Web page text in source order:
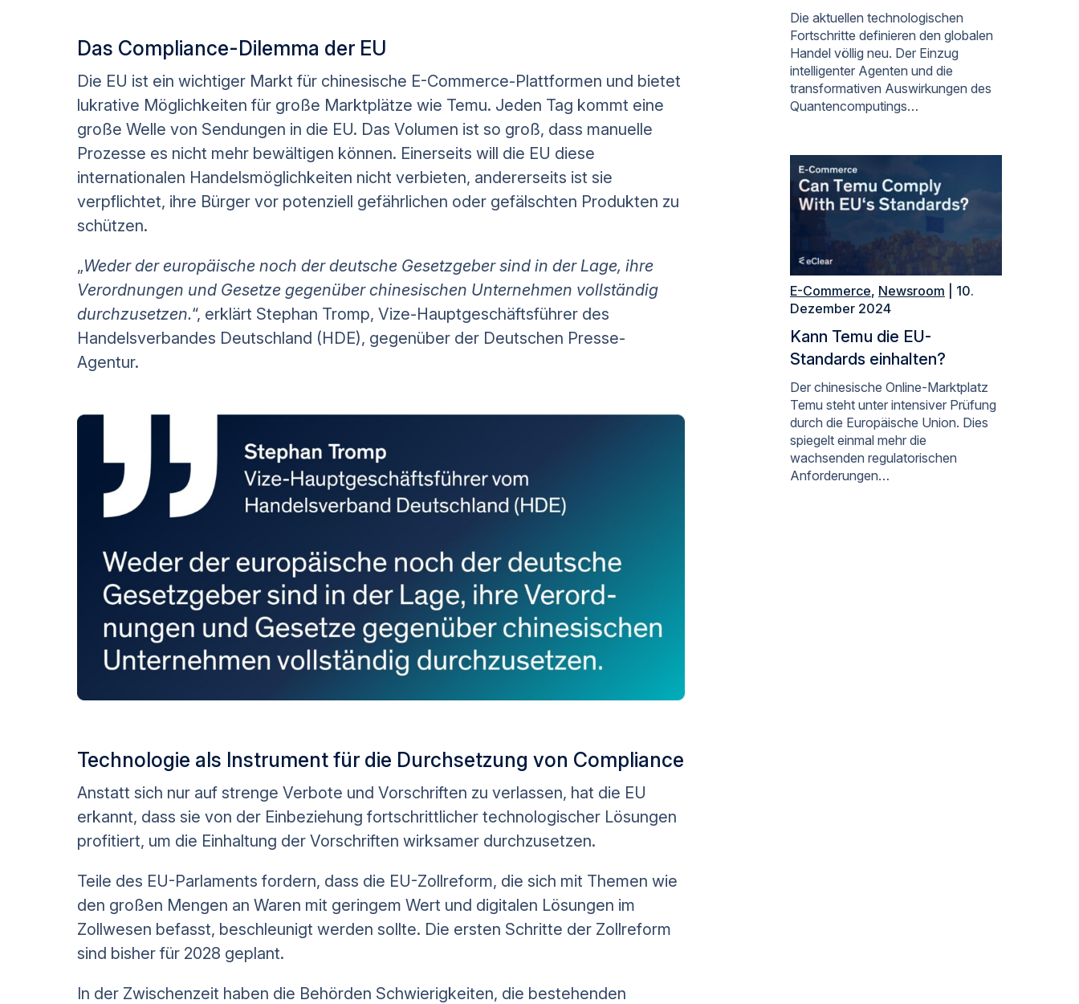
Das Compliance-Dilemma der EU
Die EU ist ein wichtiger Markt für chinesische E-Commerce-Plattformen und bietet
lukrative Möglichkeiten für große Marktplätze wie Temu. Jeden Tag kommt eine
große Welle von Sendungen in die EU. Das Volumen ist so groß, dass manuelle
Prozesse es nicht mehr bewältigen können. Einerseits will die EU diese
internationalen Handelsmöglichkeiten nicht verbieten, andererseits ist sie
verpflichtet, ihre Bürger vor potenziell gefährlichen oder gefälschten Produkten zu
schützen.
„Weder der europäische noch der deutsche Gesetzgeber sind in der Lage, ihre
Verordnungen und Gesetze gegenüber chinesischen Unternehmen vollständig
durchzusetzen.“, erklärt Stephan Tromp, Vize-Hauptgeschäftsführer des
Handelsverbandes Deutschland (HDE), gegenüber der Deutschen Presse-
Agentur.
Technologie als Instrument für die Durchsetzung von Compliance
Anstatt sich nur auf strenge Verbote und Vorschriften zu verlassen, hat die EU
erkannt, dass sie von der Einbeziehung fortschrittlicher technologischer Lösungen
profitiert, um die Einhaltung der Vorschriften wirksamer durchzusetzen.
Teile des EU-Parlaments fordern, dass die EU-Zollreform, die sich mit Themen wie
den großen Mengen an Waren mit geringem Wert und digitalen Lösungen im
Zollwesen befasst, beschleunigt werden sollte. Die ersten Schritte der Zollreform
sind bisher für 2028 geplant.
In der Zwischenzeit haben die Behörden Schwierigkeiten, die bestehenden
Die aktuellen technologischen
Fortschritte definieren den globalen
Handel völlig neu. Der Einzug
intelligenter Agenten und die
transformativen Auswirkungen des
Quantencomputings…
E-Commerce, Newsroom | 10.
Dezember 2024
Kann Temu die EU-
Standards einhalten?
Der chinesische Online-Marktplatz
Temu steht unter intensiver Prüfung
durch die Europäische Union. Dies
spiegelt einmal mehr die
wachsenden regulatorischen
Anforderungen…